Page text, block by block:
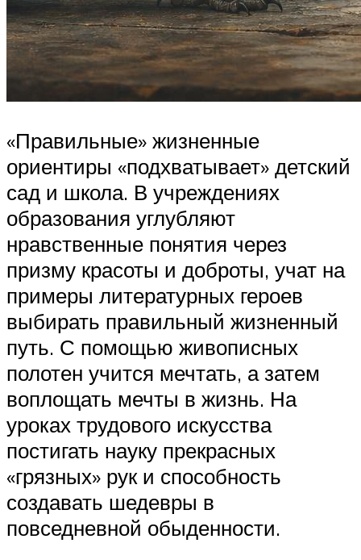
«Правильные» жизненные
ориентиры «подхватывает» детский
сад и школа. В учреждениях
образования углубляют
нравственные понятия через
призму красоты и доброты, учат на
примеры литературных героев
выбирать правильный жизненный
путь. С помощью живописных
полотен учится мечтать, а затем
воплощать мечты в жизнь. На
уроках трудового искусства
постигать науку прекрасных
«грязных» рук и способность
создавать шедевры в
повседневной обыденности.